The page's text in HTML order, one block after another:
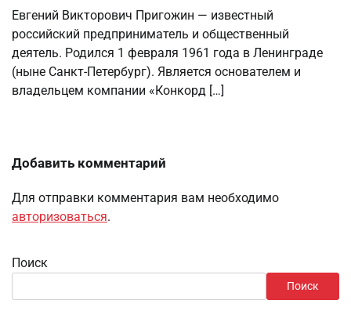
Евгений Викторович Пригожин — известный
российский предприниматель и общественный
деятель. Родился 1 февраля 1961 года в Ленинграде
(ныне Санкт-Петербург). Является основателем и
владельцем компании «Конкорд […]
Добавить комментарий
Для отправки комментария вам необходимо
авторизоваться.
Поиск
Поиск